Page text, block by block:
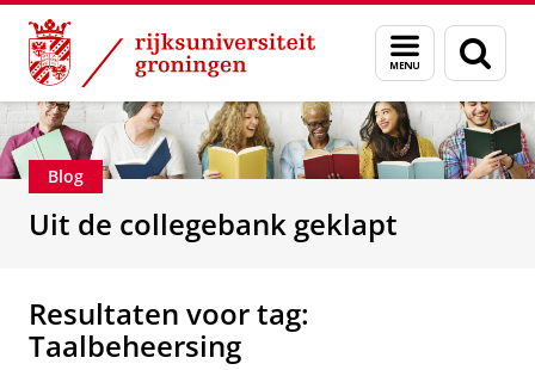
Skip
Content
Skip
Navigation
Menu
en
zoeken
Over ons Faculteit der Letteren
Blog
Uit de collegebank geklapt
Resultaten voor tag:
Taalbeheersing